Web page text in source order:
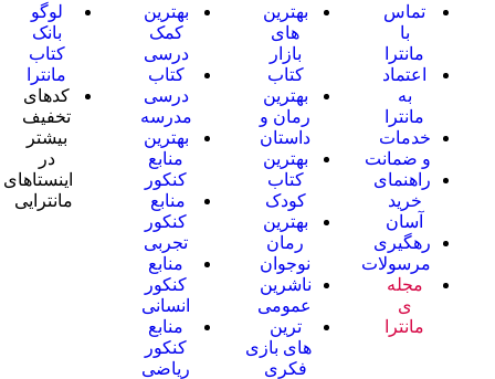
تماس
با
مانترا
اعتماد
به
مانترا
خدمات
و ضمانت
راهنمای
خرید
آسان
رهگیری
مرسولات
مجله
ی
مانترا
بهترین
های
بازار
کتاب
بهترین
رمان و
داستان
بهترین
کتاب
کودک
بهترین
رمان
نوجوان
ناشرین
عمومی
ترین
های بازی
فکری
بهترین
کمک
درسی
کتاب
درسی
مدرسه
بهترین
منابع
کنکور
منابع
کنکور
تجربی
منابع
کنکور
انسانی
منابع
کنکور
ریاضی
لوگو
بانک
کتاب
مانترا
کدهای
تخفیف
بیشتر
در
اینستاهای
مانترایی